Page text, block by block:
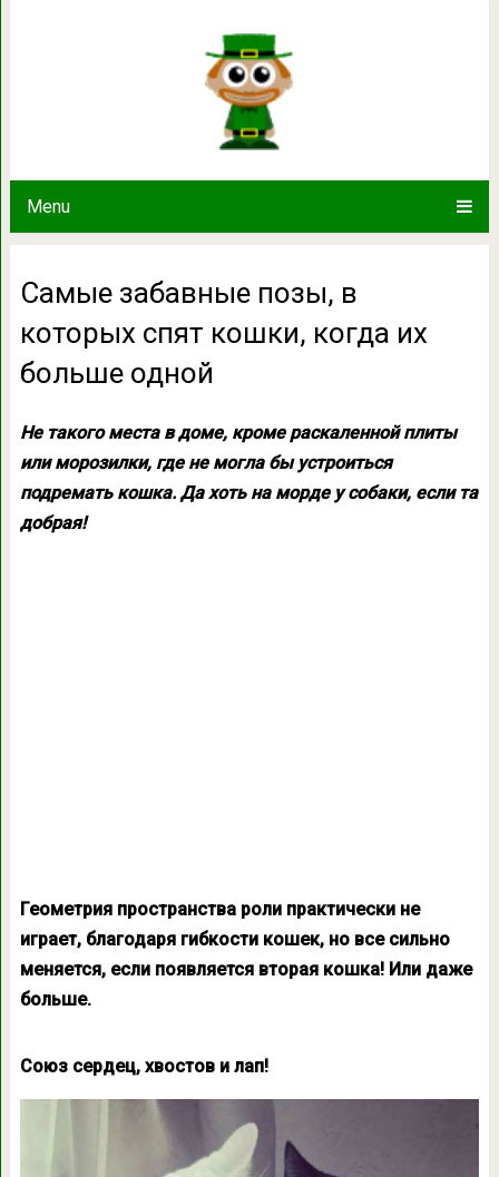
Menu
Самые забавные позы, в которых
Самые забавные позы, в
которых спят кошки, когда их
больше одной
Не такого места в доме, кроме раскаленной плиты
или морозилки, где не могла бы устроиться
подремать кошка. Да хоть на морде у собаки, если та
добрая!
Геометрия пространства роли практически не
играет, благодаря гибкости кошек, но все сильно
меняется, если появляется вторая кошка! Или даже
больше.
Союз сердец, хвостов и лап!